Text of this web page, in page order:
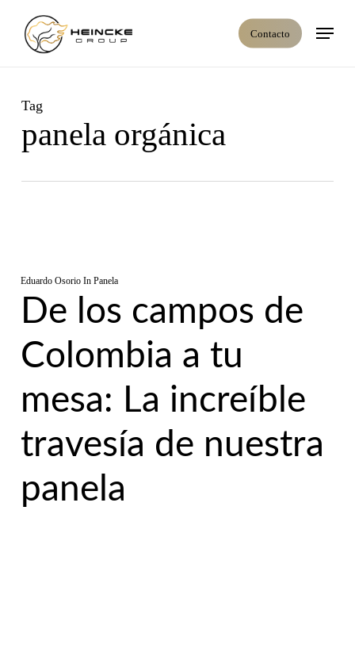
Contacto
Menú
Tag
panela orgánica
Eduardo Osorio In Panela
De los campos de
Colombia a tu
mesa: La increíble
travesía de nuestra
panela